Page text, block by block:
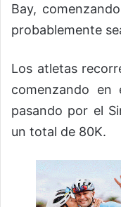
Bay,
probablemente
Los atletas
comenzando
pasando por el
un total de 80K.